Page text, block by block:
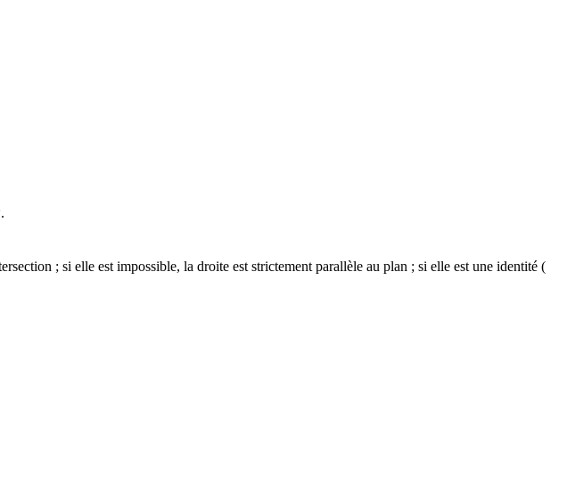
.
; si elle est impossible, la droite est strictement parallèle au plan ; si elle est une identité (